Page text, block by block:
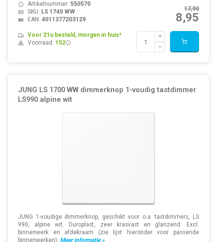
17,90
8,95
Artikelnummer: 550570
SKU: LS 1740 WW
EAN: 4011377203129
Voor 21u besteld, morgen in huis*
Voorraad: 152
JUNG LS 1700 WW dimmerknop 1-voudig tastdimmer
LS990 alpine wit
JUNG 1-voudige dimmerknop, geschikt voor o.a. tastdimmers, LS
990, alpine wit. Duroplast, zeer krasvast en glanzend. Excl.
binnenwerk en afdekraam (zie lijst hieronder voor passende
binnenwerken). Meer informatie »